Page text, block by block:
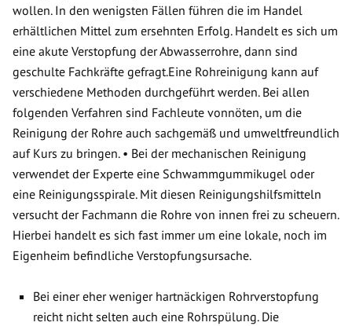
wollen. In den wenigsten Fällen führen die im Handel
erhältlichen Mittel zum ersehnten Erfolg. Handelt es sich um
eine akute Verstopfung der Abwasserrohre, dann sind
geschulte Fachkräfte gefragt.Eine Rohreinigung kann auf
verschiedene Methoden durchgeführt werden. Bei allen
folgenden Verfahren sind Fachleute vonnöten, um die
Reinigung der Rohre auch sachgemäß und umweltfreundlich
auf Kurs zu bringen. • Bei der mechanischen Reinigung
verwendet der Experte eine Schwammgummikugel oder
eine Reinigungsspirale. Mit diesen Reinigungshilfsmitteln
versucht der Fachmann die Rohre von innen frei zu scheuern.
Hierbei handelt es sich fast immer um eine lokale, noch im
Eigenheim befindliche Verstopfungsursache.
Bei einer eher weniger hartnäckigen Rohrverstopfung
reicht nicht selten auch eine Rohrspülung. Die